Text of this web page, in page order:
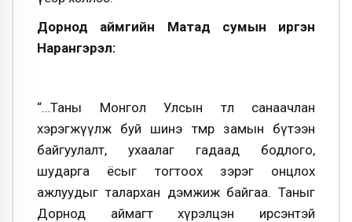
Дорнод аймгийн Матад сумын иргэн
Нарангэрэл:
“…Таны Монгол Улсын төлөө санаачлан
хэрэгжүүлж буй шинэ төмөр замын бүтээн
байгуулалт, ухаалаг гадаад бодлого,
шударга ёсыг тогтоох зэрэг онцлох
ажлуудыг талархан дэмжиж байгаа. Таныг
Дорнод аймагт хүрэлцэн ирсэнтэй